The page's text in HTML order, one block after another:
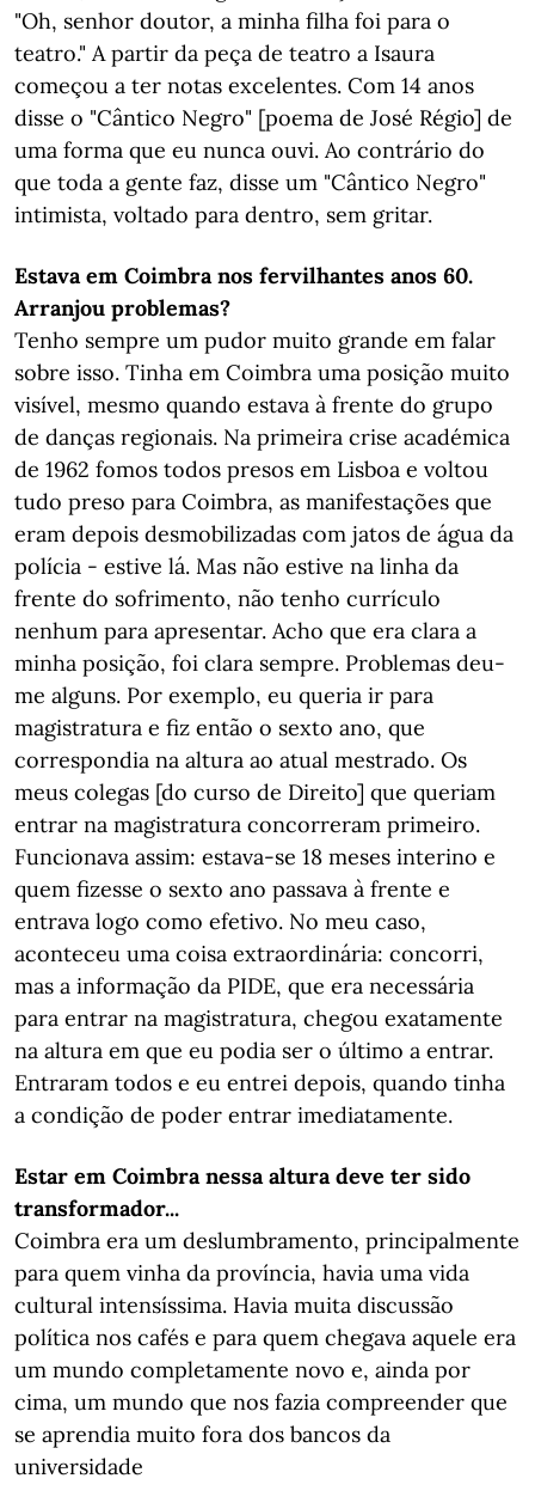
"Oh, senhor doutor, a minha filha foi para o
teatro." A partir da peça de teatro a Isaura
começou a ter notas excelentes. Com 14 anos
disse o "Cântico Negro" [poema de José Régio] de
uma forma que eu nunca ouvi. Ao contrário do
que toda a gente faz, disse um "Cântico Negro"
intimista, voltado para dentro, sem gritar.
Estava em Coimbra nos fervilhantes anos 60.
Arranjou problemas?
Tenho sempre um pudor muito grande em falar
sobre isso. Tinha em Coimbra uma posição muito
visível, mesmo quando estava à frente do grupo
de danças regionais. Na primeira crise académica
de 1962 fomos todos presos em Lisboa e voltou
tudo preso para Coimbra, as manifestações que
eram depois desmobilizadas com jatos de água da
polícia - estive lá. Mas não estive na linha da
frente do sofrimento, não tenho currículo
nenhum para apresentar. Acho que era clara a
minha posição, foi clara sempre. Problemas deu-
me alguns. Por exemplo, eu queria ir para
magistratura e fiz então o sexto ano, que
correspondia na altura ao atual mestrado. Os
meus colegas [do curso de Direito] que queriam
entrar na magistratura concorreram primeiro.
Funcionava assim: estava-se 18 meses interino e
quem fizesse o sexto ano passava à frente e
entrava logo como efetivo. No meu caso,
aconteceu uma coisa extraordinária: concorri,
mas a informação da PIDE, que era necessária
para entrar na magistratura, chegou exatamente
na altura em que eu podia ser o último a entrar.
Entraram todos e eu entrei depois, quando tinha
a condição de poder entrar imediatamente.
Estar em Coimbra nessa altura deve ter sido
transformador...
Coimbra era um deslumbramento, principalmente
para quem vinha da província, havia uma vida
cultural intensíssima. Havia muita discussão
política nos cafés e para quem chegava aquele era
um mundo completamente novo e, ainda por
cima, um mundo que nos fazia compreender que
se aprendia muito fora dos bancos da
universidade